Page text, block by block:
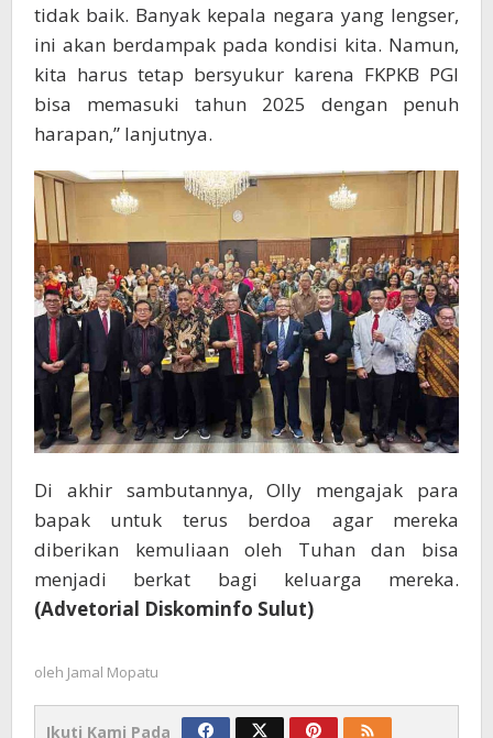
tidak baik. Banyak kepala negara yang lengser,
ini akan berdampak pada kondisi kita. Namun,
kita harus tetap bersyukur karena FKPKB PGI
bisa memasuki tahun 2025 dengan penuh
harapan,” lanjutnya.
Di akhir sambutannya, Olly mengajak para
bapak untuk terus berdoa agar mereka
diberikan kemuliaan oleh Tuhan dan bisa
menjadi berkat bagi keluarga mereka.
(Advetorial Diskominfo Sulut)
oleh Jamal Mopatu
Ikuti Kami Pada